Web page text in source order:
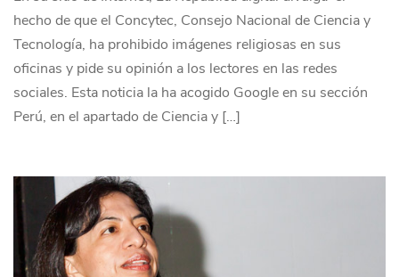
hecho de que el Concytec, Consejo Nacional de Ciencia y
Tecnología, ha prohibido imágenes religiosas en sus
oficinas y pide su opinión a los lectores en las redes
sociales. Esta noticia la ha acogido Google en su sección
Perú, en el apartado de Ciencia y […]